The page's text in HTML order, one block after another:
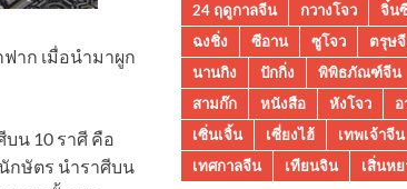
ฟาก เมื่อนำมาผูก
น 10 ราศี คือ
นักษัตร นำราศีบน
24 ฤดูกาลจีน กวางโจว จิ๋น
ฉงชิ่ง
ซีอาน ซูโจว ตรุษ
นานกิง
ปักกิ่ง พิพิธภัณฑ์จีน
สามก๊ก
หนังสือ หังโจว
เซิ่นเจิ้น
เซี่ยงไฮ้ เทพเจ้าจีน
เทศกาลจีน
เทียนจิน เสิ่นหย